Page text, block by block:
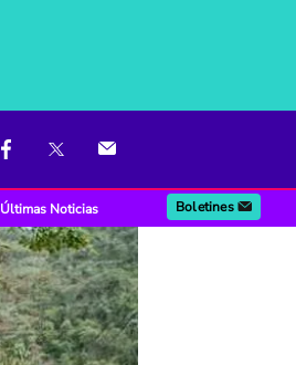
Últimas Noticias Boletines